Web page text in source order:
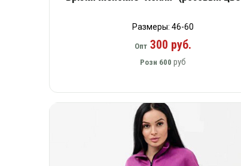
Размеры: 46-60
Опт300 руб.
Розн 600 руб